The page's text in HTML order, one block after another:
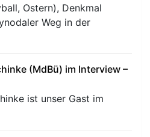
Ostern), Denkmal
Weg in der
(MdBü) im Interview –
ist unser Gast im